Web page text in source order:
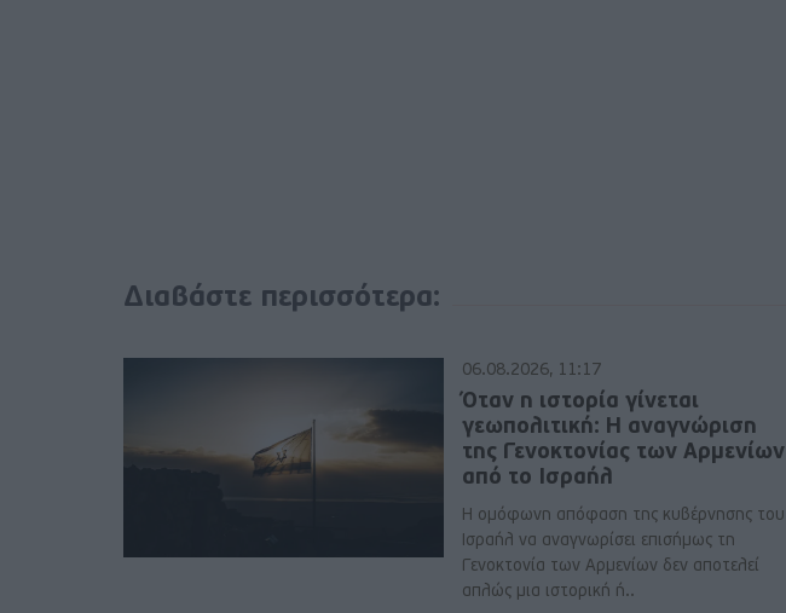
Διαβάστε περισσότερα:
06.08.2026, 11:17
Όταν η ιστορία γίνεται
γεωπολιτική: Η αναγνώριση
της Γενοκτονίας των Αρμενίων
από το Ισραήλ
Η ομόφωνη απόφαση της κυβέρνησης του
Ισραήλ να αναγνωρίσει επισήμως τη
Γενοκτονία των Αρμενίων δεν αποτελεί
απλώς μια ιστορική ή..